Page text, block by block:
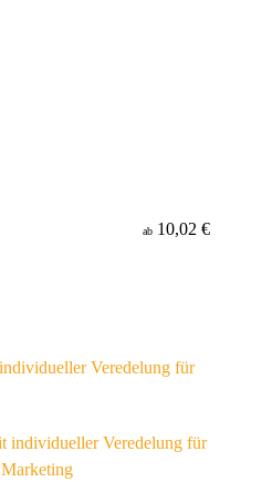
ab 10,02 €
Veredelung für